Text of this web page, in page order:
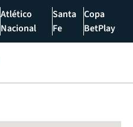
Atlético
Nacional
Santa
Fe
Copa
BetPlay